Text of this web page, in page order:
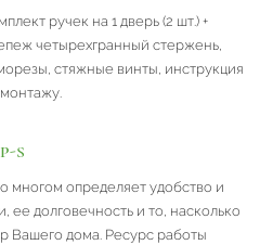
ручек на 1 дверь (2 шт.) +
четырехгранный стержень,
стяжные винты, инструкция
S
многом определяет удобство и
ее долговечность и то, насколько
Вашего дома. Ресурс работы